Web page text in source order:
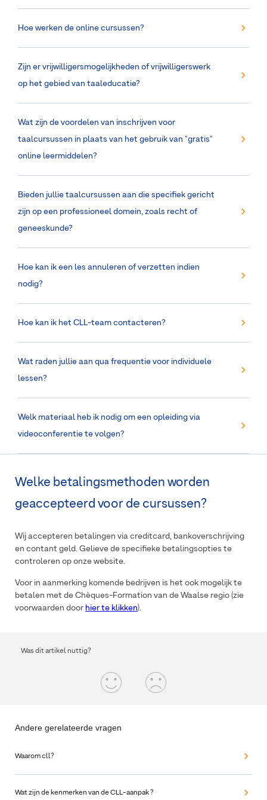
Hoe werken de online cursussen?
Zijn er vrijwilligersmogelijkheden of vrijwilligerswerk
op het gebied van taaleducatie?
Wat zijn de voordelen van inschrijven voor
taalcursussen in plaats van het gebruik van "gratis"
online leermiddelen?
Bieden jullie taalcursussen aan die specifiek gericht
zijn op een professioneel domein, zoals recht of
geneeskunde?
Hoe kan ik een les annuleren of verzetten indien
nodig?
Hoe kan ik het CLL-team contacteren?
Wat raden jullie aan qua frequentie voor individuele
lessen?
Welk materiaal heb ik nodig om een opleiding via
videoconferentie te volgen?
Welke betalingsmethoden worden
geaccepteerd voor de cursussen?
Wij accepteren betalingen via creditcard, bankoverschrijving
en contant geld. Gelieve de specifieke betalingsopties te
controleren op onze website.
Voor in aanmerking komende bedrijven is het ook mogelijk te
betalen met de Chèques-Formation van de Waalse regio (zie
voorwaarden door hier te klikken).
Was dit artikel nuttig?
Andere gerelateerde vragen
Waarom cll?
Wat zijn de kenmerken van de CLL-aanpak ?